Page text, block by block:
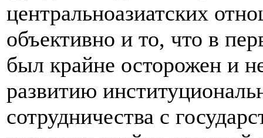
центральноазиатских
объективно и то, что в
был крайне осторожен и
развитию
сотрудничества с